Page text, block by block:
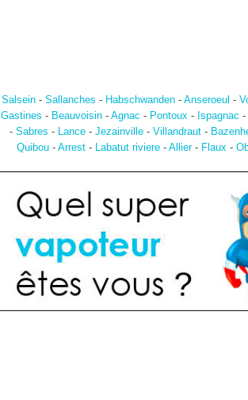
Salsein- Sallanches - Habschwanden- Anseroeul -
Gastines - Beauvoisin - Agnac - Pontoux - Ispagnac -
- Sabres - Lance - Jezainville - Villandraut -
Quibou - Arrest - Labatut riviere - Allier- Flaux -